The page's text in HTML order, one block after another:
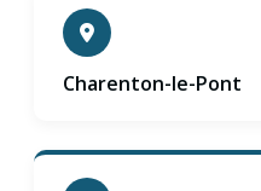
Charenton-le-Pont